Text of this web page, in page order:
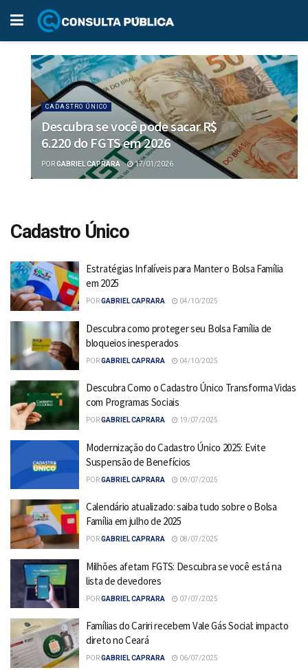
CADASTRO ÚNICO
Descubra se você pode sacar R$
6.220 do FGTS em 2026
PORGABRIEL CAPRARA 17/01/2026
Cadastro Único
Estratégias Infalíveis para Manter o Bolsa Família
em 2025
PORGABRIEL CAPRARA 04/10/2025
Descubra como proteger seu Bolsa Família de
bloqueios inesperados
PORGABRIEL CAPRARA 04/10/2025
Descubra Como o Cadastro Único Transforma Vidas
com Programas Sociais
PORGABRIEL CAPRARA 19/07/2025
Modernização do Cadastro Único 2025: Evite
Suspensão de Benefícios
PORGABRIEL CAPRARA 09/07/2025
Calendário atualizado: saiba tudo sobre o Bolsa
Família em julho de 2025
PORGABRIEL CAPRARA 08/07/2025
Milhões afetam FGTS: Descubra se você está na
lista de devedores
PORGABRIEL CAPRARA 07/07/2025
Famílias do Cariri recebem Vale Gás Social: impacto
direto no Ceará
PORGABRIEL CAPRARA 06/07/2025